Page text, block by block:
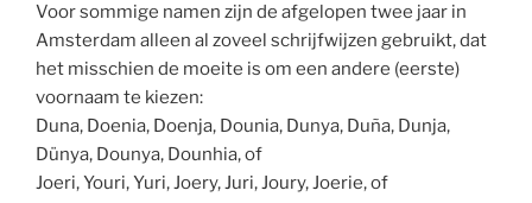
Voor sommige namen zijn de afgelopen twee jaar in
Amsterdam alleen al zoveel schrijfwijzen gebruikt, dat
het misschien de moeite is om een andere (eerste)
voornaam te kiezen:
Duna, Doenia, Doenja, Dounia, Dunya, Duña, Dunja,
Dünya, Dounya, Dounhia, of
Joeri, Youri, Yuri, Joery, Juri, Joury, Joerie, of